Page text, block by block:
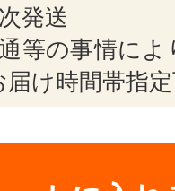
発送
等の事情によ
け時間帯指